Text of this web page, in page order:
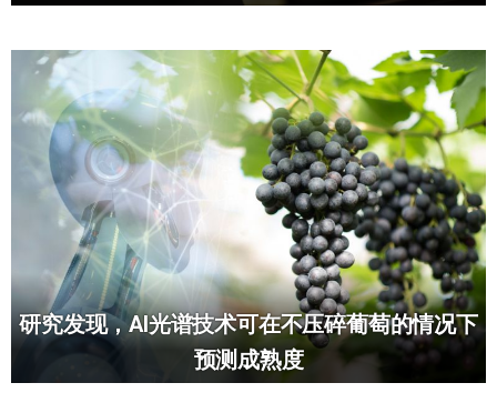
研究发现，AI光谱技术可在不压碎葡萄的情况下
预测成熟度